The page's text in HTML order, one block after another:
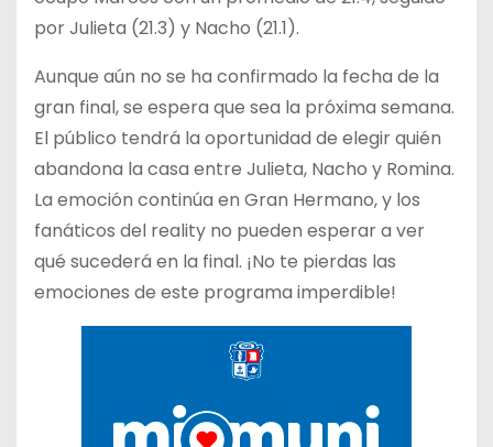
por Julieta (21.3) y Nacho (21.1).
Aunque aún no se ha confirmado la fecha de la
gran final, se espera que sea la próxima semana.
El público tendrá la oportunidad de elegir quién
abandona la casa entre Julieta, Nacho y Romina.
La emoción continúa en Gran Hermano, y los
fanáticos del reality no pueden esperar a ver
qué sucederá en la final. ¡No te pierdas las
emociones de este programa imperdible!